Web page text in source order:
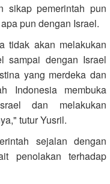
sikap pemerintah pun
pun dengan Israel.
tidak akan melakukan
sampai dengan Israel
yang merdeka dan
Indonesia membuka
dan melakukan
tutur Yusril.
sejalan dengan
penolakan terhadap